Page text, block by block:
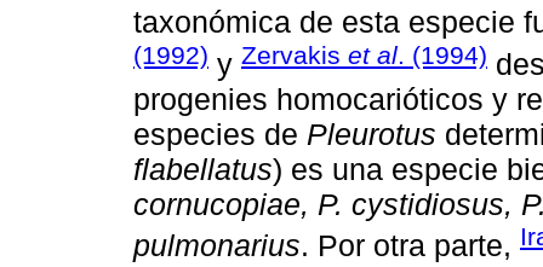
taxonómica de esta especie
(1992) y Zervakis et al. (1994)
progenies homocarióticos y
especies de Pleurotus
flabellatus) es una especie
cornucopiae, P. cystidiosus,
pulmonarius. Por otra parte,